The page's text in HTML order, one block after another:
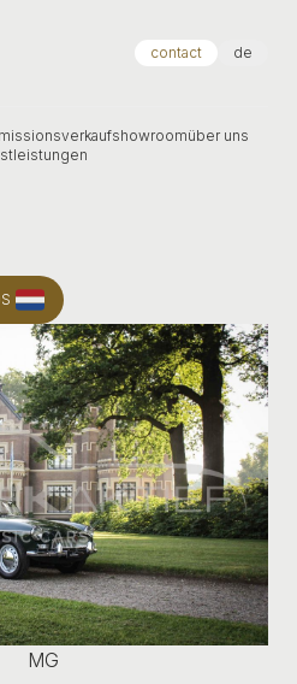
contact de
showroomüber uns
MG